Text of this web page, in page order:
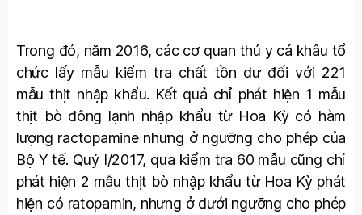
Trong đó, năm 2016, các cơ quan thú y cả khâu tổ
chức lấy mẫu kiểm tra chất tồn dư đối với 221
mẫu thịt nhập khẩu. Kết quả chỉ phát hiện 1 mẫu
thịt bò đông lạnh nhập khẩu từ Hoa Kỳ có hàm
lượng ractopamine nhưng ở ngưỡng cho phép của
Bộ Y tế. Quý I/2017, qua kiểm tra 60 mẫu cũng chỉ
phát hiện 2 mẫu thịt bò nhập khẩu từ Hoa Kỳ phát
hiện có ratopamin, nhưng ở dưới ngưỡng cho phép